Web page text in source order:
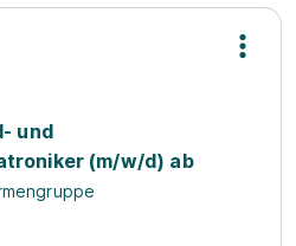
und
(m/w/d) ab